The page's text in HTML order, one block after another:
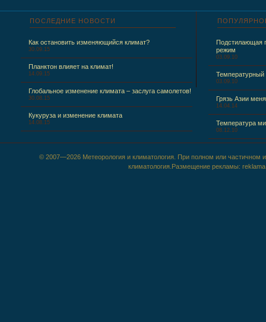
ПОСЛЕДНИЕ НОВОСТИ
Как остановить изменяющийся климат?
30.09.15
Планктон влияет на климат!
14.09.15
Глобальное изменение климата – заслуга самолетов!
30.08.15
Кукуруза и изменение климата
14.08.15
Подстилающая
режим
03.09.10
03.09.10
Грязь Азии
14.04.14
Температура
08.12.10
© 2007—2026 Метеорология и климатология. При полном или частичном
климатология.Размещение рекламы: